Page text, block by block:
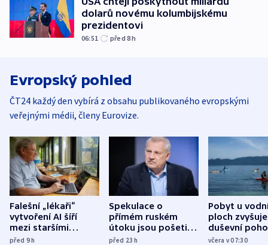
dolarů novému kolumbijskému
prezidentovi
06:51 před 8h
Evropský pohled
ČT24 každý den vybírá z obsahu publikovaného evropskými
veřejnými médii, členy Eurovize.
Falešní „lékaři“
vytvoření AI šíří
mezi staršími
Poláky nebezpečné
před 9h
Spekulace o
přímém ruském
útoku jsou pošetilé,
míní estonský
před 23h
Pobyt u
ploch zvyšuje
duševní
ukázala
včera v 07:30